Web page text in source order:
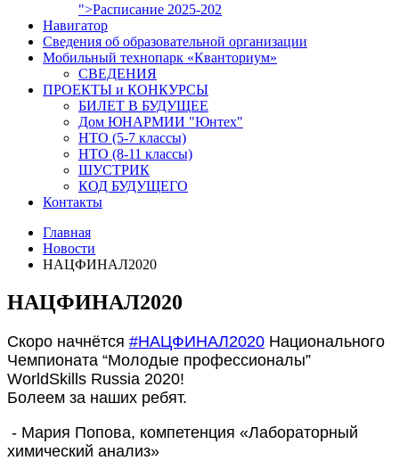
">Расписание 2025-202
Навигатор
Сведения об образовательной организации
Мобильный технопарк «Кванториум»
СВЕДЕНИЯ
ПРОЕКТЫ и КОНКУРСЫ
БИЛЕТ В БУДУЩЕЕ
Дом ЮНАРМИИ "Юнтех"
НТО (5-7 классы)
НТО (8-11 классы)
ШУСТРИК
КОД БУДУЩЕГО
Контакты
Главная
Новости
НАЦФИНАЛ2020
НАЦФИНАЛ2020
Скоро начнётся #НАЦФИНАЛ2020 Национального
Чемпионата “Молодые профессионалы”
WorldSkills Russia 2020!
Болеем за наших ребят.
- Мария Попова, компетенция «Лабораторный
химический анализ»